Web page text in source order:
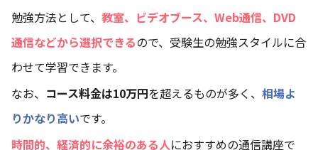
勉強方法として、 教室、ビデオブース、Web通信、DVD
通信などから選択できるので、受験生の勉強スタイルに合
わせて学習できます。
なお、 コース料金は10万円を超えるものが多く、 相場よ
りかなり高いです。
時間的、経済的に余裕のある人におすすめの通信講座で